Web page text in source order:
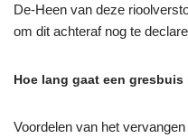
De-Heen van deze
om dit achteraf nog te
Hoe lang gaat een gresbuis
Voordelen van het